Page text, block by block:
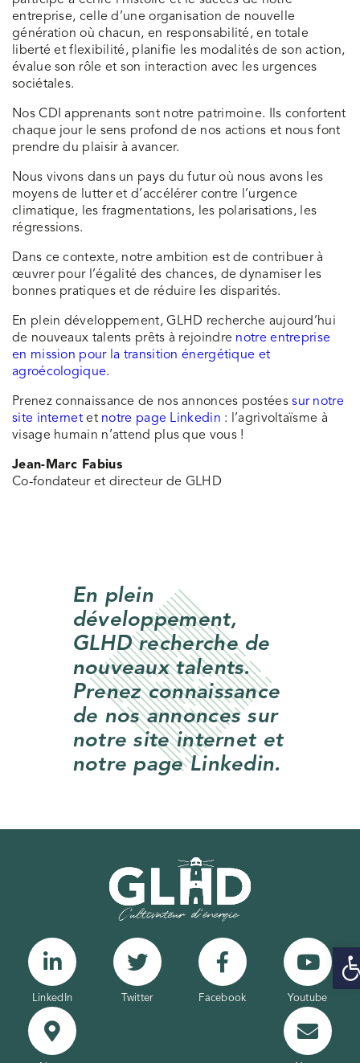
entreprise, celle d’une organisation de nouvelle
génération où chacun, en responsabilité, en totale
liberté et flexibilité, planifie les modalités de son action,
évalue son rôle et son interaction avec les urgences
sociétales.
Nos CDI apprenants sont notre patrimoine. Ils confortent
chaque jour le sens profond de nos actions et nous font
prendre du plaisir à avancer.
Nous vivons dans un pays du futur où nous avons les
moyens de lutter et d’accélérer contre l’urgence
climatique, les fragmentations, les polarisations, les
régressions.
Dans ce contexte, notre ambition est de contribuer à
œuvrer pour l’égalité des chances, de dynamiser les
bonnes pratiques et de réduire les disparités.
En plein développement, GLHD recherche aujourd’hui
de nouveaux talents prêts à rejoindre notre entreprise
en mission pour la transition énergétique et
agroécologique.
Prenez connaissance de nos annonces postéessur notre
site internetet notre page Linkedin : l’agrivoltaïsme à
visage humain n’attend plus que vous !
Jean-Marc Fabius
Co-fondateur et directeur de GLHD
En plein
développement,
GLHD recherche de
nouveaux talents.
Prenez connaissance
de nos annonces sur
notre site internet et
notre page Linkedin.
LinkedIn Twitter Facebook Youtube